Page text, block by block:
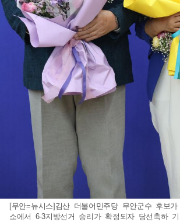
[무안=뉴시스]김산 더불어민주당 무안군수 후보
소에서 6·3지방선거 승리가 확정되자 당선축하